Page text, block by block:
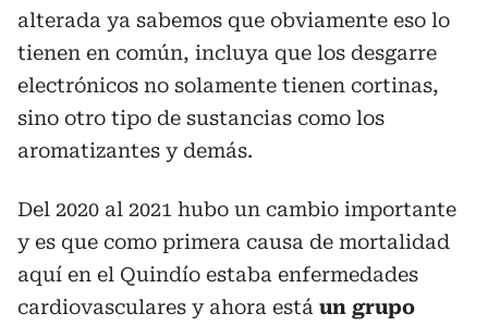
alterada ya sabemos que obviamente eso lo
tienen en común, incluya que los desgarre
electrónicos no solamente tienen cortinas,
sino otro tipo de sustancias como los
aromatizantes y demás.
Del 2020 al 2021 hubo un cambio importante
y es que como primera causa de mortalidad
aquí en el Quindío estaba enfermedades
cardiovasculares y ahora está un grupo